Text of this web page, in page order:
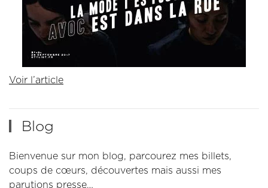
Voir l’article
Blog
Bienvenue sur mon blog, parcourez mes billets,
coups de cœurs, découvertes mais aussi mes
parutions presse…